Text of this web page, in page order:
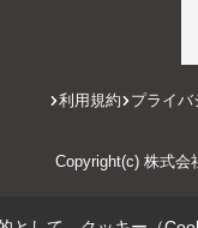
利用規約 プライバ
Copyright(c) 株式会